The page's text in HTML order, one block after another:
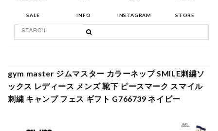
SALE INFO INSTAGRAM STORE
gym master ジムマスター カラーネップ SMILE刺繍ソ
ックス レディース メンズ 靴下 ピースマーク スマイル
刺繍 キャンプ フェス ギフト G766739 ネイビー